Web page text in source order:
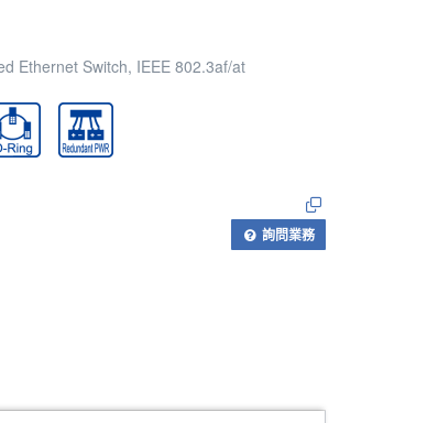
Ethernet Switch, IEEE 802.3af/at
詢問業務